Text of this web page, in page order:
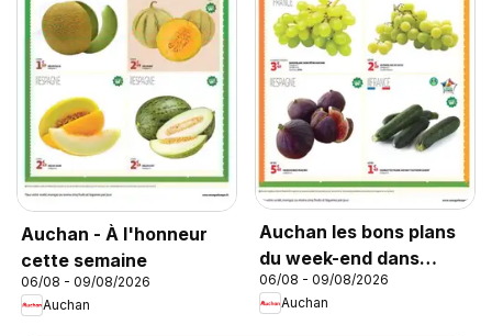
Auchan - À l'honneur
cette semaine
06/08 - 09/08/2026
Auchan
Auchan les bons plans
du week-end dans
votre super
06/08 - 09/08/2026
Auchan